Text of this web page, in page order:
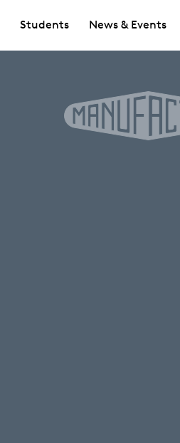
Students News & Events